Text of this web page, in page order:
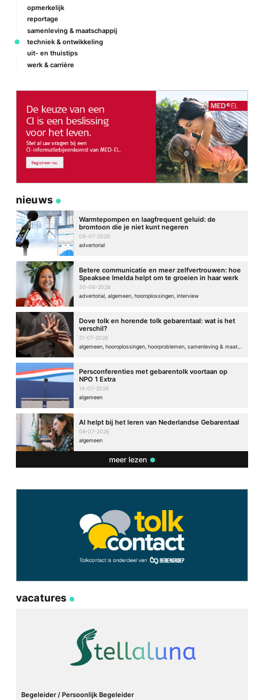
opmerkelijk
reportage
samenleving & maatschappij
techniek & ontwikkeling
uit- en thuistips
werk & carrière
nieuws
Warmtepompen en laagfrequent geluid: de
bromtoon die je niet kunt negeren
09-07-2026
advertorial
Betere communicatie en meer zelfvertrouwen: hoe
Speaksee Imelda helpt om te groeien in haar werk
30-06-2026
advertorial, algemeen, hooroplossingen, interview
Dove tolk en horende tolk gebarentaal: wat is het
verschil?
21-07-2026
Persconferenties met gebarentolk voortaan op
NPO 1 Extra
14-07-2026
algemeen
AI helpt bij het leren van Nederlandse Gebarentaal
08-07-2026
algemeen
meer lezen
vacatures
Begeleider / Persoonlijk Begeleider